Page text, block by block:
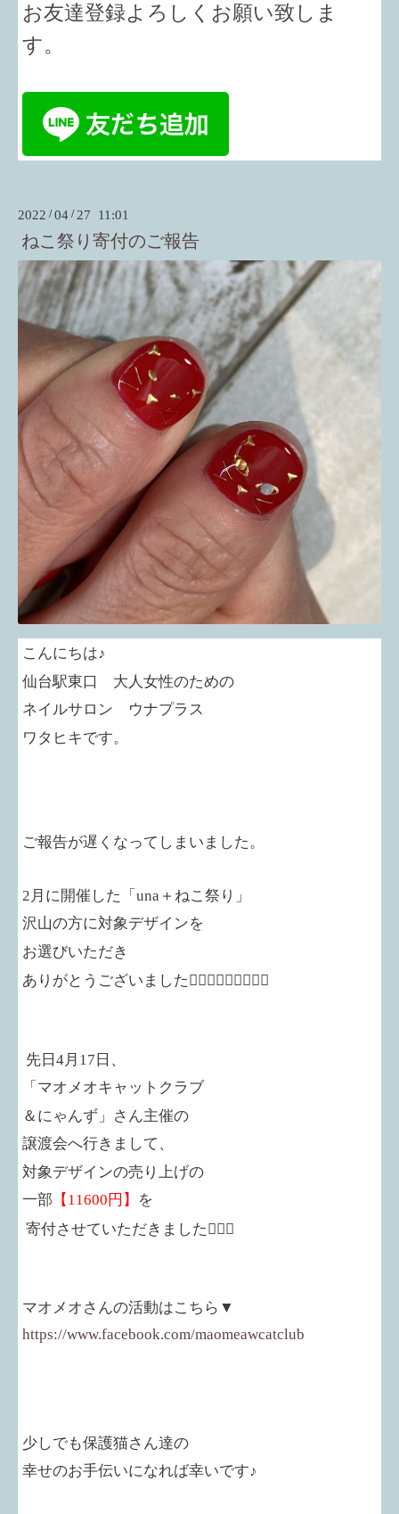
お友達登録よろしくお願い致しま
す。
2022 /04 / 27 11:01
ねこ祭り寄付のご報告
こんにちは♪
仙台駅東口 大人女性のための
ネイルサロン ウナプラス
ワタヒキです。
ご報告が遅くなってしまいました。
2 月に開催した「 una ＋ねこ祭り」
沢山の方に対象デザインを
お選びいただき
ありがとうございました🙇🏻‍♀️🙇🏻‍♀️🙇🏻‍♀️
先日4月17日、
「マオメオキャットクラブ
＆にゃんず」さん主催の
譲渡会へ行きまして、
対象デザインの売り上げの
一部 【 11600 円】
を
寄付させていただきました🙇🏻‍♀️
マオメオさんの活動はこちら▼
https://www.facebook.com/maomeawcatclub
少しでも保護猫さん達の
幸せのお手伝いになれば幸いです♪